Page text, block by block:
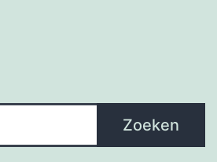
Zoeken